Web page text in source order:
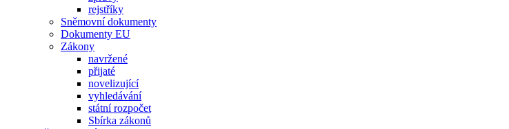
rejstříky
Sněmovní dokumenty
Dokumenty EU
Zákony
navržené
přijaté
novelizující
vyhledávání
státní rozpočet
Sbírka zákonů